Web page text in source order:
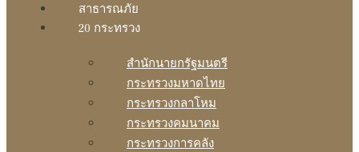
สาธารณภัย
20 กระทรวง
สํานักนายกรัฐมนตรี
กระทรวงมหาดไทย
กระทรวงกลาโหม
กระทรวงคมนาคม
กระทรวงการคลัง